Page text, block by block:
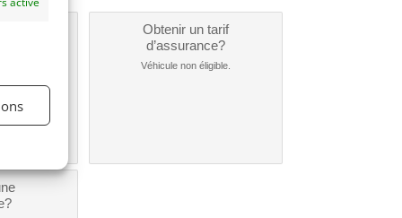
Obtenir un tarif
d’assurance?
Véhicule non éligible.